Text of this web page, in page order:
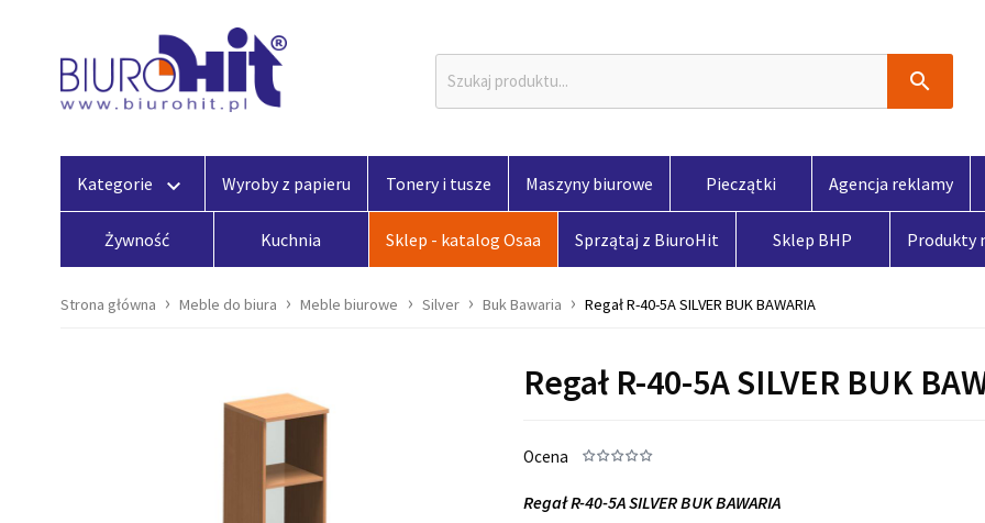

Kategorie keyboard_arrow_down Wyroby z papieru Tonery i tusze Maszyny biurowe Pieczątki Agencja reklamy
Żywność Kuchnia Sklep - katalog Osaa Sprzątaj z BiuroHit Sklep BHP Produkty
Strona główna Meble do biura Meble biurowe Silver Buk Bawaria Regał R-40-5A SILVER BUK BAWARIA
Regał R-40-5A SILVER BUK
Ocena
Regał R-40-5A SILVER BUK BAWARIA